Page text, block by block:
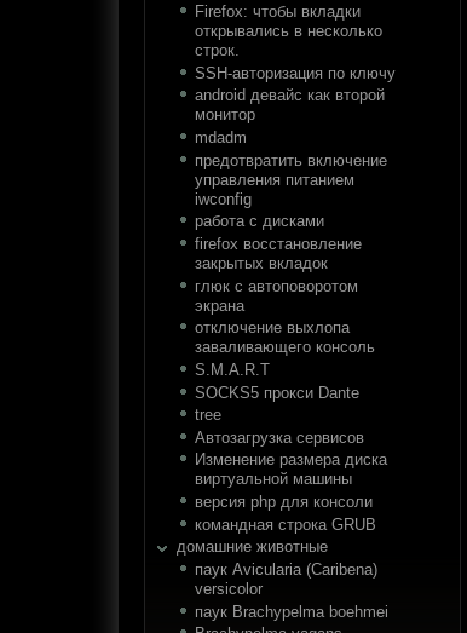
Firefox: чтобы вкладки
открывались в несколько
строк.
SSH-авторизация по ключу
android девайс как второй
монитор
mdadm
предотвратить включение
управления питанием
iwconfig
работа с дисками
firefox восстановление
закрытых вкладок
глюк с автоповоротом
экрана
отключение выхлопа
заваливающего консоль
S.M.A.R.T
SOCKS5 прокси Dante
tree
Автозагрузка сервисов
Изменение размера диска
виртуальной машины
версия php для консоли
командная строка GRUB
домашние животные
паук Avicularia (Caribena)
versicolor
паук Brachypelma boehmei